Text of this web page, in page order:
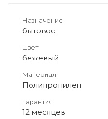
Назначение
бытовое
Цвет
бежевый
Материал
Полипропилен
Гарантия
12 месяцев